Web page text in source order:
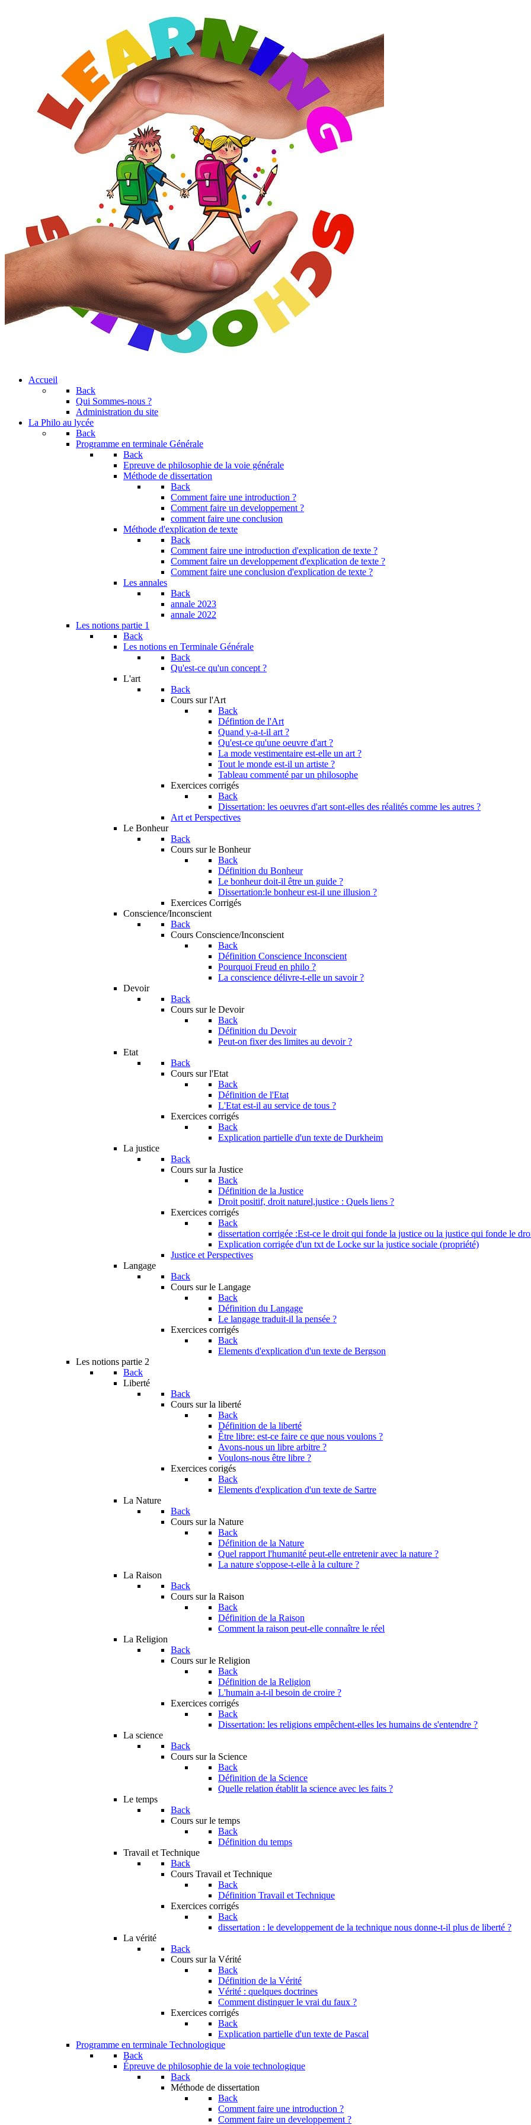
Accueil
Back
Qui Sommes-nous ?
Administration du site
La Philo au lycée
Back
Programme en terminale Générale
Back
Epreuve de philosophie de la voie générale
Méthode de dissertation
Back
Comment faire une introduction ?
Comment faire un developpement ?
comment faire une conclusion
Méthode d'explication de texte
Back
Comment faire une introduction d'explication de texte ?
Comment faire un developpement d'explication de texte ?
Comment faire une conclusion d'explication de texte ?
Les annales
Back
annale 2023
annale 2022
Les notions partie 1
Back
Les notions en Terminale Générale
Back
Qu'est-ce qu'un concept ?
L'art
Back
Cours sur l'Art
Back
Défintion de l'Art
Quand y-a-t-il art ?
Qu'est-ce qu'une oeuvre d'art ?
La mode vestimentaire est-elle un art ?
Tout le monde est-il un artiste ?
Tableau commenté par un philosophe
Exercices corrigés
Back
Dissertation: les oeuvres d'art sont-elles des réalités comme les autres ?
Art et Perspectives
Le Bonheur
Back
Cours sur le Bonheur
Back
Définition du Bonheur
Le bonheur doit-il être un guide ?
Dissertation:le bonheur est-il une illusion ?
Exercices Corrigés
Conscience/Inconscient
Back
Cours Conscience/Inconscient
Back
Définition Conscience Inconscient
Pourquoi Freud en philo ?
La conscience délivre-t-elle un savoir ?
Devoir
Back
Cours sur le Devoir
Back
Définition du Devoir
Peut-on fixer des limites au devoir ?
Etat
Back
Cours sur l'Etat
Back
Définition de l'Etat
L'Etat est-il au service de tous ?
Exercices corrigés
Back
Explication partielle d'un texte de Durkheim
La justice
Back
Cours sur la Justice
Back
Définition de la Justice
Droit positif, droit naturel,justice : Quels liens ?
Exercices corrigés
Back
dissertation corrigée :Est-ce le droit qui fonde la justice ou la justice qui fonde le
Explication corrigée d'un txt de Locke sur la justice sociale (propriété)
Justice et Perspectives
Langage
Back
Cours sur le Langage
Back
Définition du Langage
Le langage traduit-il la pensée ?
Exercices corrigés
Back
Elements d'explication d'un texte de Bergson
Les notions partie 2
Back
Liberté
Back
Cours sur la liberté
Back
Définition de la liberté
Être libre: est-ce faire ce que nous voulons ?
Avons-nous un libre arbitre ?
Voulons-nous être libre ?
Exercices corigés
Back
Elements d'explication d'un texte de Sartre
La Nature
Back
Cours sur la Nature
Back
Définition de la Nature
Quel rapport l'humanité peut-elle entretenir avec la nature ?
La nature s'oppose-t-elle à la culture ?
La Raison
Back
Cours sur la Raison
Back
Définition de la Raison
Comment la raison peut-elle connaître le réel
La Religion
Back
Cours sur le Religion
Back
Définition de la Religion
L'humain a-t-il besoin de croire ?
Exercices corrigés
Back
Dissertation: les religions empêchent-elles les humains de s'entendre ?
La science
Back
Cours sur la Science
Back
Définition de la Science
Quelle relation établit la science avec les faits ?
Le temps
Back
Cours sur le temps
Back
Définition du temps
Travail et Technique
Back
Cours Travail et Technique
Back
Définition Travail et Technique
Exercices corrigés
Back
dissertation : le developpement de la technique nous donne-t-il plus de liberté ?
La vérité
Back
Cours sur la Vérité
Back
Définition de la Vérité
Vérité : quelques doctrines
Comment distinguer le vrai du faux ?
Exercices corrigés
Back
Explication partielle d'un texte de Pascal
Programme en terminale Technologique
Back
Épreuve de philosophie de la voie technologique
Back
Méthode de dissertation
Back
Comment faire une introduction ?
Comment faire un developpement ?